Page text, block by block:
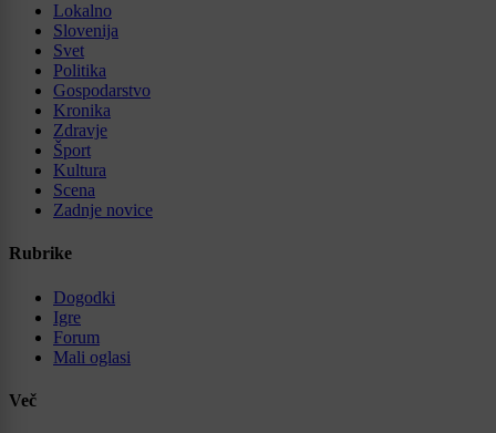
Lokalno
Slovenija
Svet
Politika
Gospodarstvo
Kronika
Zdravje
Šport
Kultura
Scena
Zadnje novice
Rubrike
Dogodki
Igre
Forum
Mali oglasi
Več